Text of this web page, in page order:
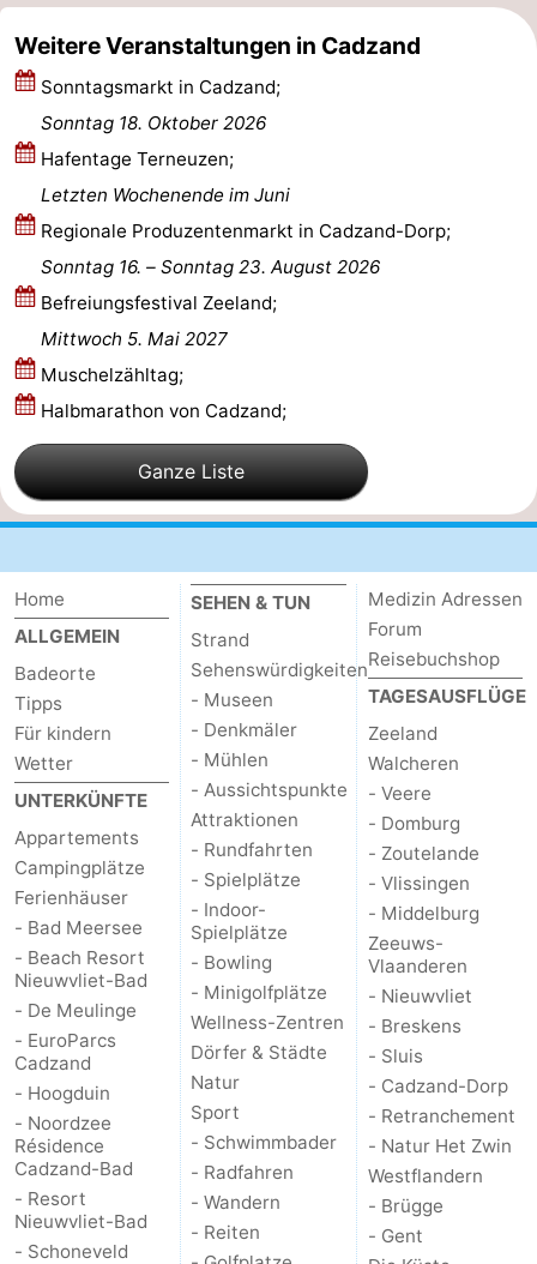
Seehunden
Essen
und
trinken
Veranstaltungen
Praktisch
Forum
Route
Parken
Reisebuchshop
Medizin
Adressen
Region
Walcheren
Veere
-
Domburg
-
Vlissingen
-
Middelburg
Zeeuws-
Vlaanderen
-
Nieuwvliet
-
Breskens
-
Sluis
-
Cadzand-
Dorp
-
Retranchement
-
Weitere Veranstaltungen in Cadzand
Sonntagsmarkt in Cadzand;
Sonntag 18. Oktober 2026
Hafentage Terneuzen;
Letzten Wochenende im Juni
Regionale Produzentenmarkt in Cadzand-Dorp;
Sonntag 16. – Sonntag 23. August 2026
Befreiungsfestival Zeeland;
Mittwoch 5. Mai 2027
Muschelzähltag;
Halbmarathon von Cadzand;
Ganze Liste
Home
ALLGEMEIN
Badeorte
Tipps
Für kindern
Wetter
UNTERKÜNFTE
Appartements
Campingplätze
Ferienhäuser
- Bad Meersee
- Beach Resort
Nieuwvliet-Bad
- De Meulinge
- EuroParcs
Cadzand
- Hoogduin
- Noordzee
Résidence
Cadzand-Bad
- Resort
Nieuwvliet-Bad
- Schoneveld
SEHEN & TUN
Strand
Sehenswürdigkeiten
- Museen
- Denkmäler
- Mühlen
- Aussichtspunkte
Attraktionen
- Rundfahrten
- Spielplätze
- Indoor-
Spielplätze
- Bowling
- Minigolfplätze
Wellness-Zentren
Dörfer & Städte
Natur
Sport
- Schwimmbader
- Radfahren
- Wandern
- Reiten
Medizin Adressen
Forum
Reisebuchshop
TAGESAUSFLÜGE
Zeeland
Walcheren
- Veere
- Domburg
- Zoutelande
- Vlissingen
- Middelburg
Zeeuws-
Vlaanderen
- Nieuwvliet
- Breskens
- Sluis
- Cadzand-Dorp
- Retranchement
- Natur Het Zwin
Westflandern
- Brügge
- Gent